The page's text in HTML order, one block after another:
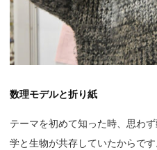
数理モデルと折り紙
テーマを初めて知った時、思わ
学と生物が共存していたからで